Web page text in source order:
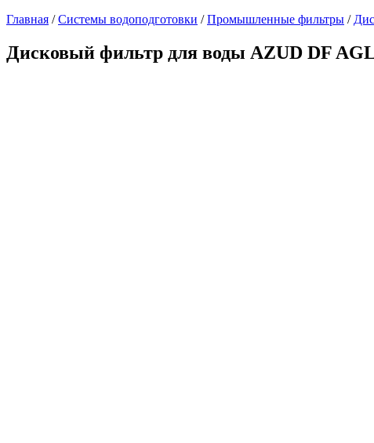
Главная /Системы водоподготовки /Промышленные фильтры /
Дисковый фильтр для воды AZUD DF